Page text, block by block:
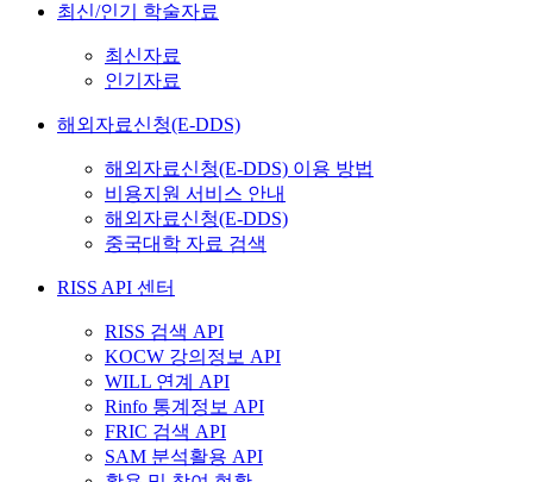
최신/인기 학술자료
최신자료
인기자료
해외자료신청(E-DDS)
해외자료신청(E-DDS) 이용 방법
비용지원 서비스 안내
해외자료신청(E-DDS)
중국대학 자료 검색
RISS API 센터
RISS 검색 API
KOCW 강의정보 API
WILL 연계 API
Rinfo 통계정보 API
FRIC 검색 API
SAM 분석활용 API